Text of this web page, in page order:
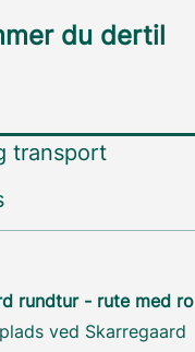
du dertil
transport
rundtur - rute med ro
ved Skarregaard